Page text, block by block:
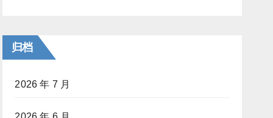
归档
2026 年 7 月